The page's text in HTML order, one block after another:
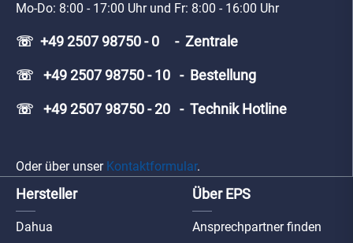
Mo-Do: 8:00 - 17:00 Uhr und Fr: 8:00 - 16:00 Uhr
☏ +49 2507 98750 - 0 - Zentrale
☏ +49 2507 98750 - 10 - Bestellung
☏ +49 2507 98750 - 20 - Technik Hotline
Oder über unser Kontaktformular.
Hersteller
Dahua
Über EPS
Ansprechpartner finden